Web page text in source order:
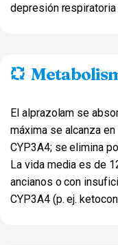
depresión respiratoria
El alprazolam se
máxima se alcanza
CYP3A4; se elimina
La vida media es de
ancianos o con
CYP3A4 (p. ej.